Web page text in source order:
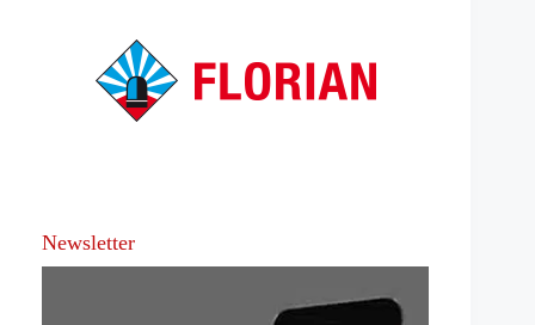
Newsletter